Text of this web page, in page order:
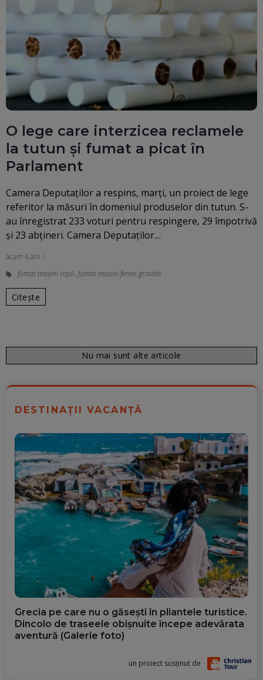
O lege care interzicea reclamele
la tutun și fumat a picat în
Parlament
Camera Deputaţilor a respins, marţi, un proiect de lege
referitor la măsuri în domeniul produselor din tutun. S-
au înregistrat 233 voturi pentru respingere, 29 împotrivă
şi 23 abţineri. Camera Deputaţilor…
acum 6 ani
fumat mașini copii, fumat mașini femei gravide
Citește
Nu mai sunt alte articole
DESTINAȚII VACANȚĂ
Grecia pe care nu o găsești în pliantele turistice.
Dincolo de traseele obișnuite începe adevărata
aventură (Galerie foto)
un proiect susținut de